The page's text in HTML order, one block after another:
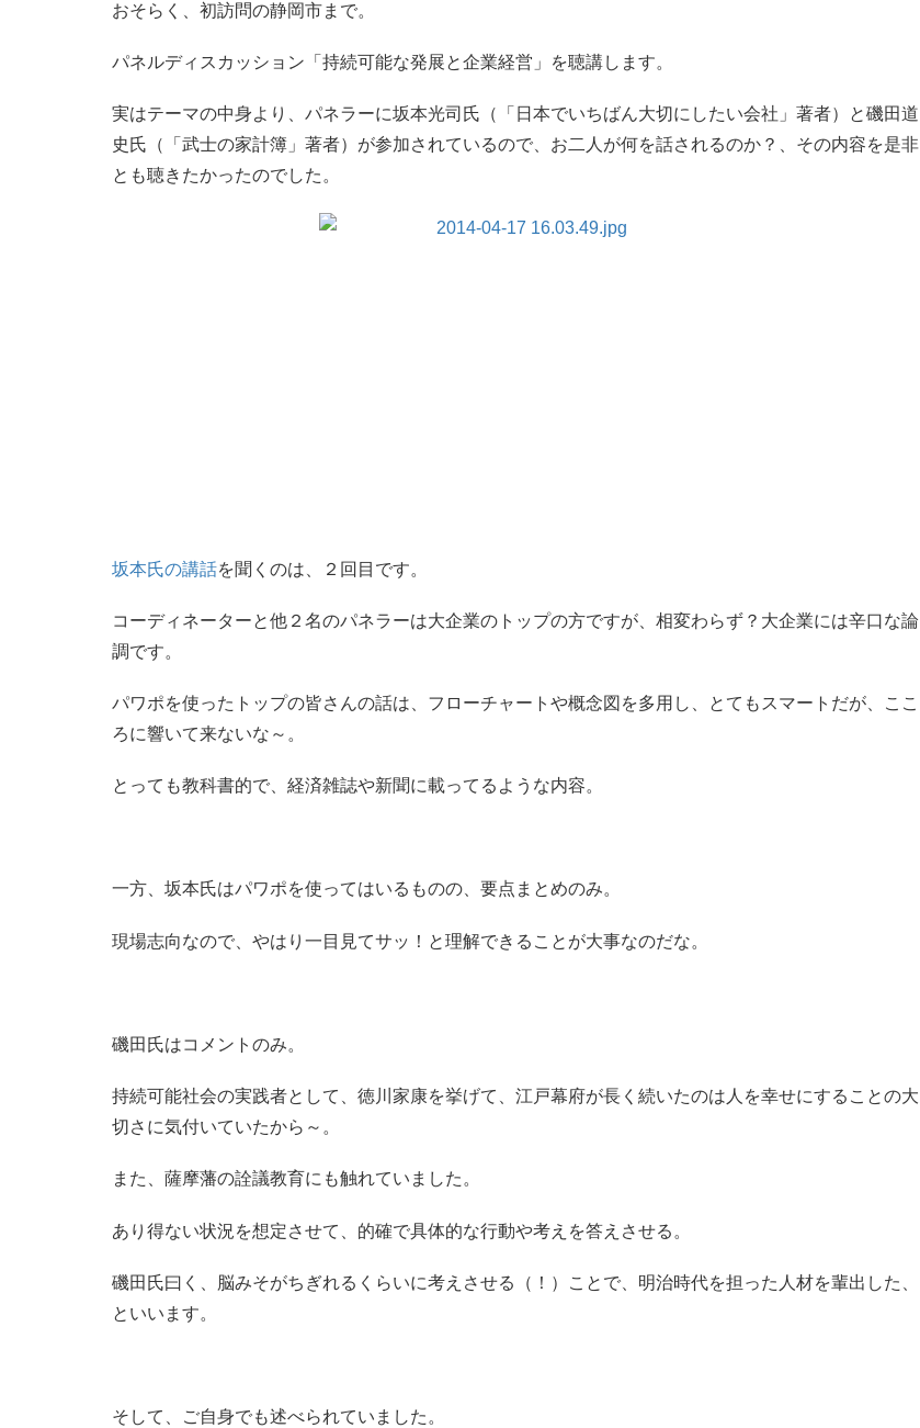
おそらく、初訪問の静岡市まで。
パネルディスカッション「持続可能な発展と企業経営」を聴講します。
実はテーマの中身より、パネラーに坂本光司氏（「日本でいちばん大切にしたい会社」著者）と磯田道
史氏（「武士の家計簿」著者）が参加されているので、お二人が何を話されるのか？、その内容を是非
とも聴きたかったのでした。
坂本氏の講話を聞くのは、２回目です。
コーディネーターと他２名のパネラーは大企業のトップの方ですが、相変わらず？大企業には辛口な論
調です。
パワポを使ったトップの皆さんの話は、フローチャートや概念図を多用し、とてもスマートだが、ここ
ろに響いて来ないな～。
とっても教科書的で、経済雑誌や新聞に載ってるような内容。
一方、坂本氏はパワポを使ってはいるものの、要点まとめのみ。
現場志向なので、やはり一目見てサッ！と理解できることが大事なのだな。
磯田氏はコメントのみ。
持続可能社会の実践者として、徳川家康を挙げて、江戸幕府が長く続いたのは人を幸せにすることの大
切さに気付いていたから～。
また、薩摩藩の詮議教育にも触れていました。
あり得ない状況を想定させて、的確で具体的な行動や考えを答えさせる。
磯田氏曰く、脳みそがちぎれるくらいに考えさせる（！）ことで、明治時代を担った人材を輩出した、
といいます。
そして、ご自身でも述べられていました。